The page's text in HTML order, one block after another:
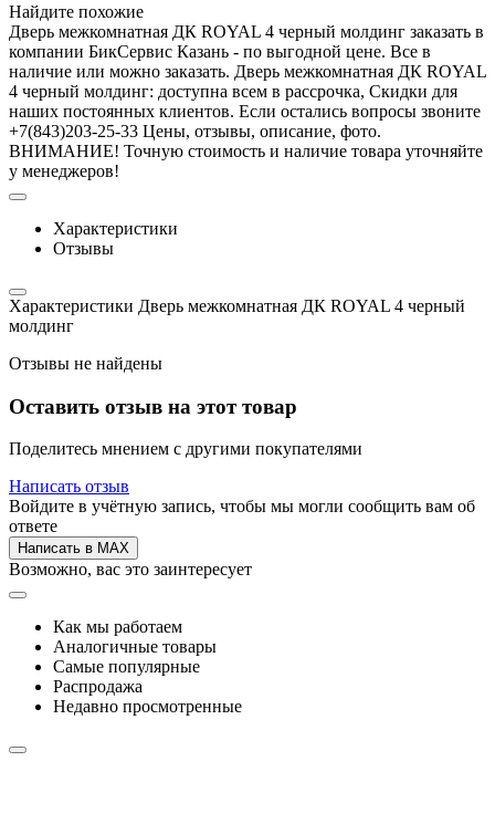
Найдите похожие
Дверь межкомнатная ДК ROYAL 4 черный молдинг заказать в
компании БикСервис Казань - по выгодной цене. Все в
наличие или можно заказать. Дверь межкомнатная ДК ROYAL
4 черный молдинг: доступна всем в рассрочка, Скидки для
наших постоянных клиентов. Если остались вопросы звоните
+7(843)203-25-33 Цены, отзывы, описание, фото.
ВНИМАНИЕ! Точную стоимость и наличие товара уточняйте
у менеджеров!
Характеристики
Отзывы
Характеристики Дверь межкомнатная ДК ROYAL 4 черный
молдинг
Отзывы не найдены
Оставить отзыв на этот товар
Поделитесь мнением с другими покупателями
Написать отзыв
Войдите в учётную запись, чтобы мы могли сообщить вам об
ответе
Написать в MAX
Возможно, вас это заинтересует
Как мы работаем
Аналогичные товары
Самые популярные
Распродажа
Недавно просмотренные